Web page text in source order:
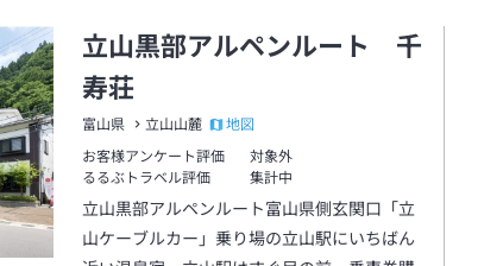
立山黒部アルペンルート 千
寿荘
富山県 立山山麓
地図
お客様アンケート評価
対象外
るるぶトラベル評価
集計中
立山黒部アルペンルート富山県側玄関口「立
山ケーブルカー」乗り場の立山駅にいちばん